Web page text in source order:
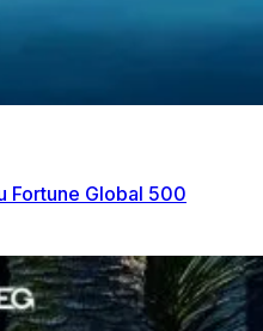
Fortune Global 500